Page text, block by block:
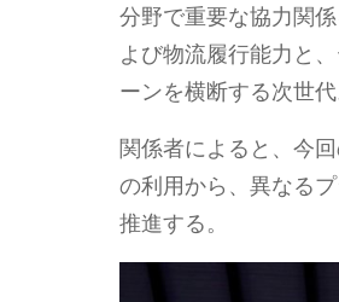
分野で重要な協力関
よび物流履行能力と
ーンを横断する次世
関係者によると、今
の利用から、異なる
推進する。